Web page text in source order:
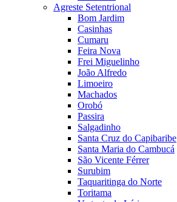
Agreste Setentrional
Bom Jardim
Casinhas
Cumaru
Feira Nova
Frei Miguelinho
João Alfredo
Limoeiro
Machados
Orobó
Passira
Salgadinho
Santa Cruz do Capibaribe
Santa Maria do Cambucá
São Vicente Férrer
Surubim
Taquaritinga do Norte
Toritama